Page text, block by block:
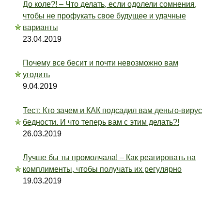
До коле?! – Что делать, если одолели сомнения,
чтобы не профукать свое будущее и удачные
варианты
23.04.2019
Почему все бесит и почти невозможно вам
угодить
9.04.2019
Тест: Кто зачем и КАК подсадил вам деньго-вирус
бедности. И что теперь вам с этим делать?!
26.03.2019
Лучше бы ты промолчала! – Как реагировать на
комплименты, чтобы получать их регулярно
19.03.2019